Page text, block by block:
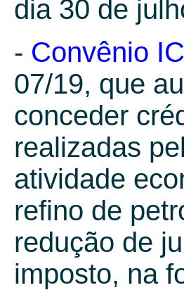
dia 30 de
- Convênio
07/19, que
conceder
realizadas
atividade
refino de
redução de
imposto, na